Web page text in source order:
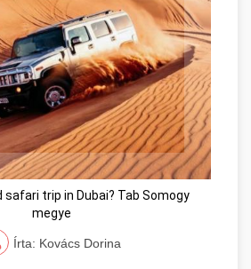
safari trip in Dubai? Tab Somogy
megye
Írta: Kovács Dorina